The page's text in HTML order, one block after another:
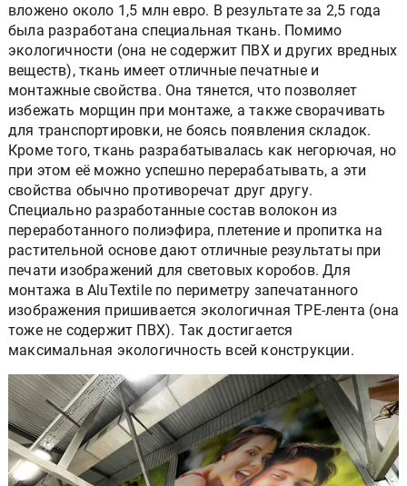
вложено около 1,5 млн евро. В результате за 2,5 года
была разработана специальная ткань. Помимо
экологичности (она не содержит ПВХ и других вредных
веществ), ткань имеет отличные печатные и
монтажные свойства. Она тянется, что позволяет
избежать морщин при монтаже, а также сворачивать
для транспортировки, не боясь появления складок.
Кроме того, ткань разрабатывалась как негорючая, но
при этом её можно успешно перерабатывать, а эти
свойства обычно противоречат друг другу.
Специально разработанные состав волокон из
переработанного полиэфира, плетение и пропитка на
растительной основе дают отличные результаты при
печати изображений для световых коробов. Для
монтажа в AluTextile по периметру запечатанного
изображения пришивается экологичная TPE-лента (она
тоже не содержит ПВХ). Так достигается
максимальная экологичность всей конструкции.